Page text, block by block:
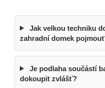
Jak velkou techniku
zahradní domek
Je podlaha součástí
dokoupit zvlášť?